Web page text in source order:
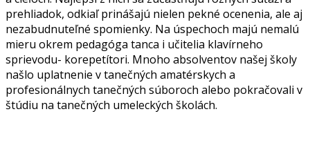
prehliadok, odkiaľ prinášajú nielen pekné ocenenia, ale aj
nezabudnuteľné spomienky. Na úspechoch majú nemalú
mieru okrem pedagóga tanca i učitelia klavírneho
sprievodu- korepetítori. Mnoho absolventov našej školy
našlo uplatnenie v tanečných amatérskych a
profesionálnych tanečných súboroch alebo pokračovali v
štúdiu na tanečných umeleckých školách.